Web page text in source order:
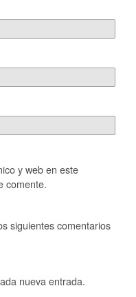
y web en este
comente.
siguientes comentarios
nueva entrada.